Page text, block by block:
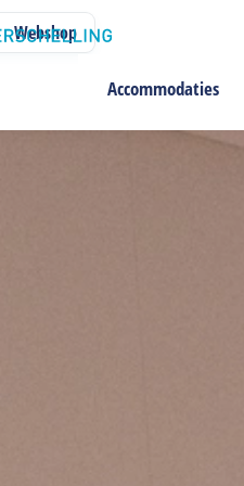
Accommodaties
Webshop